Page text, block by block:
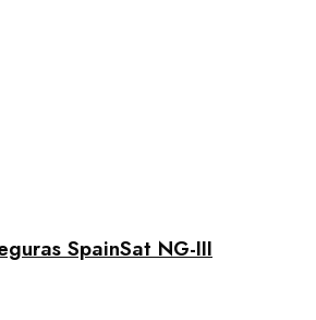
SpainSat NG-III